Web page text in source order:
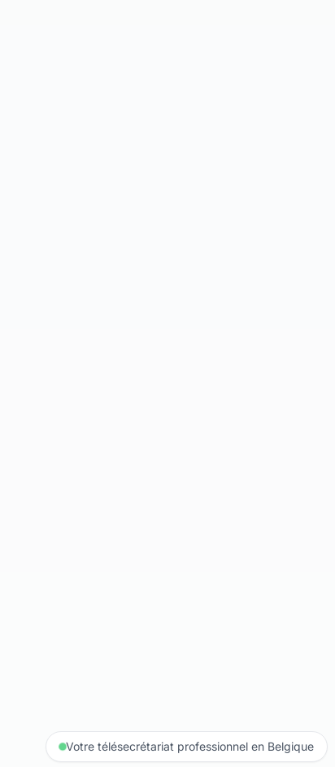
Votre télésecrétariat professionnel en Belgique